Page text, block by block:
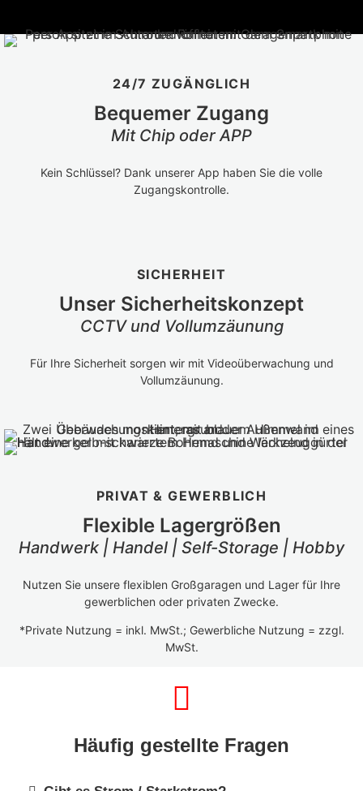
24/7 ZUGÄNGLICH
Bequemer Zugang
Mit Chip oder APP
Kein Schlüssel? Dank unserer App haben Sie die volle
Zugangskontrolle.
SICHERHEIT
Unser Sicherheitskonzept
CCTV und Vollumzäunung
Für Ihre Sicherheit sorgen wir mit Videoüberwachung und
Vollumzäunung.
PRIVAT & GEWERBLICH
Flexible Lagergrößen
Handwerk | Handel | Self-Storage | Hobby
Nutzen Sie unsere flexiblen Großgaragen und Lager für Ihre
gewerblichen oder privaten Zwecke.
*Private Nutzung = inkl. MwSt.; Gewerbliche Nutzung = zzgl.
MwSt.
Häufig gestellte Fragen